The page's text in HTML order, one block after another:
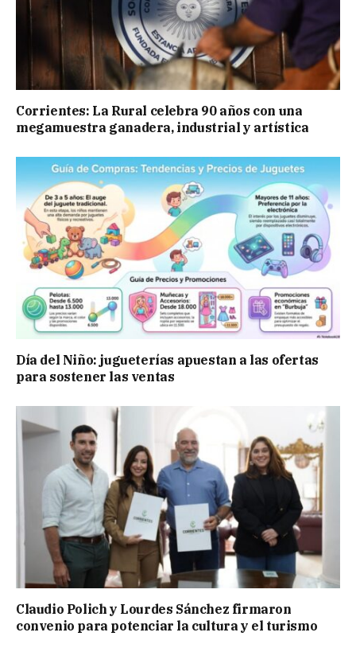
Corrientes: La Rural celebra 90 años con una
megamuestra ganadera, industrial y artística
Día del Niño: jugueterías apuestan a las ofertas
para sostener las ventas
Claudio Polich y Lourdes Sánchez firmaron
convenio para potenciar la cultura y el turismo